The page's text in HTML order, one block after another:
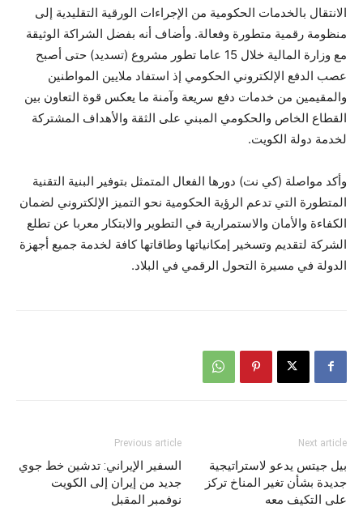
الانتقال بالخدمات الحكومية من الإجراءات الورقية التقليدية إلى
منظومة رقمية متطورة وفعالة. وأضاف أنه بفضل الشراكة الوثيقة
مع وزارة المالية خلال 15 عاما تطور مشروع (تسديد) حتى أصبح
عصب الدفع الإلكتروني الحكومي إذ استفاد ملايين المواطنين
والمقيمين من خدمات دفع سريعة وآمنة ما يعكس قوة التعاون بين
القطاع الخاص والحكومي المبني على الثقة والأهداف المشتركة
لخدمة دولة الكويت.
وأكد مواصلة (كي نت) دورها الفعال المتمثل بتوفير البنية التقنية
المتطورة التي تدعم الرؤية الحكومية نحو التميز الإلكتروني لضمان
الكفاءة والأمان والاستمرارية في التطوير والابتكار معربا عن تطلع
الشركة لتقديم وتسخير إمكانياتها وطاقاتها كافة لخدمة جميع أجهزة
الدولة في مسيرة التحول الرقمي في البلاد.
Previous article
السفير الإيراني: تدشين خط جوي
جديد من إيران إلى الكويت
نوفمبر المقبل
Next article
بيل جيتس يدعو لاستراتيجية
جديدة بشأن تغير المناخ تركز
على التكيف معه